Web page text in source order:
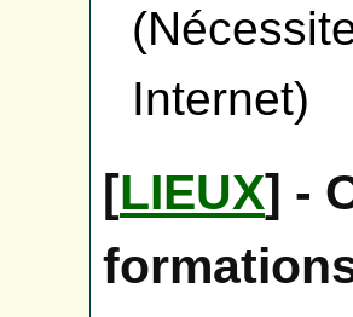
Internet)
[LIEUX] -